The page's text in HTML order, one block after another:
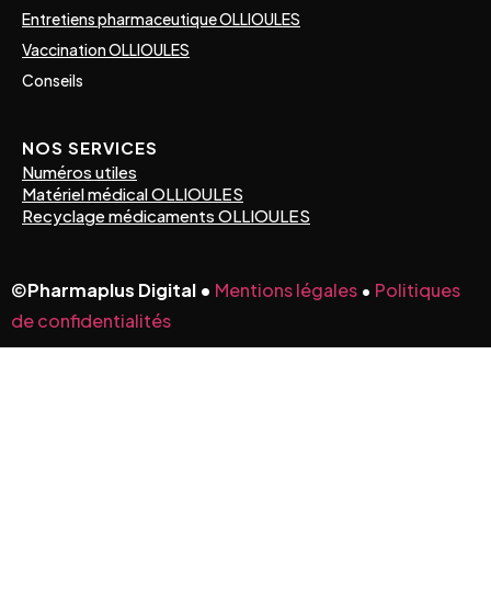
Entretiens pharmaceutique OLLIOULES
Vaccination OLLIOULES
Conseils
NOS SERVICES
Numéros utiles
Matériel médical OLLIOULES
Recyclage médicaments OLLIOULES
©Pharmaplus Digital • Mentions légales • Politiques
de confidentialités